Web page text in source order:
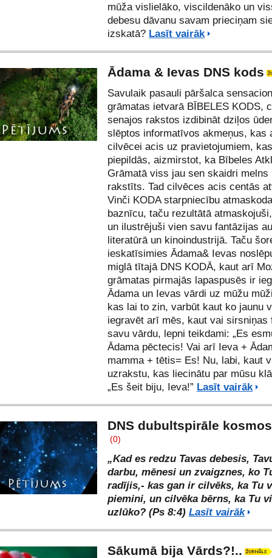
mūža vislielāko, viscildenāko un
debesu dāvanu savam prieciņam
izskatā? Lasīt vairāk
Ādama & Ievas DNS kods
Savulaik pasauli pāršalca
grāmatas ietvarā BĪBELES KODS,
senajos rakstos izdibināt dziļos
slēptos informatīvos akmeņus, kas
cilvēcei acis uz pravietojumiem, kas
piepildās, aizmirstot, ka Bībeles
Grāmatā viss jau sen skaidri melns
rakstīts. Tad cilvēces acis centās
Vinči KODA starpniecību
baznīcu, taču rezultātā
un ilustrējuši vien savu fantāzijas
literatūrā un kinoindustrijā. Taču
ieskatīsimies Ādama& Ievas
miglā tītajā DNS KODĀ, kaut arī
grāmatas pirmajās lapaspusēs ir
Ādama un Ievas vārdi uz mūžu
kas lai to zin, varbūt kaut ko jaunu
iegravēt arī mēs, kaut vai sirsniņas
savu vārdu, lepni teikdami: „Es
Ādama pēctecis! Vai arī Ieva +
mamma + tētis= Es! Nu, labi, kaut
uzrakstu, kas liecinātu par mūsu
„Es šeit biju, Ieva!” Lasīt vairāk
DNS dubultspirāle
(0)
„Kad es redzu Tavas debesis,
darbu, mēnesi un zvaigznes, ko
radījis,- kas gan ir cilvēks, ka Tu
piemini, un cilvēka bērns, ka Tu
uzlūko? (Ps 8:4) Lasīt vairāk
Sākumā bija Vārds?!..